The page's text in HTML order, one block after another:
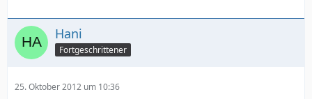
Hani
Fortgeschrittener
25. Oktober 2012 um 10:36